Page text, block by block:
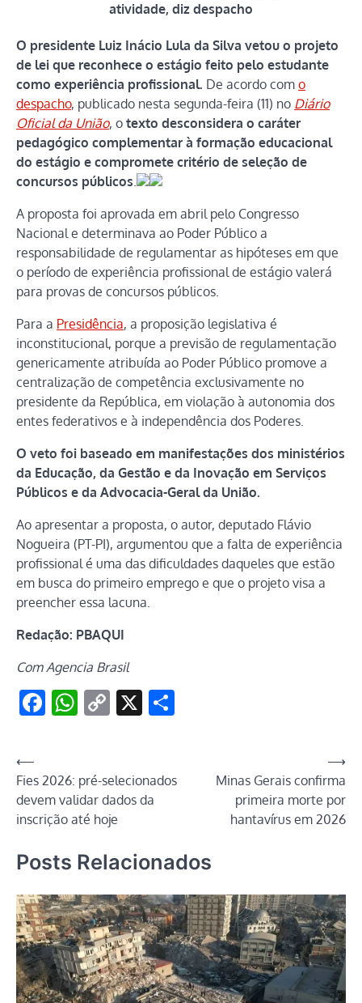
atividade, diz despacho
O presidente Luiz Inácio Lula da Silva vetou o projeto
de lei que reconhece o estágio feito pelo estudante
como experiência profissional. De acordo com o
despacho, publicado nesta segunda-feira (11) no Diário
Oficial da União, o texto desconsidera o caráter
pedagógico complementar à formação educacional
do estágio e compromete critério de seleção de
concursos públicos.
A proposta foi aprovada em abril pelo Congresso
Nacional e determinava ao Poder Público a
responsabilidade de regulamentar as hipóteses em que
o período de experiência profissional de estágio valerá
para provas de concursos públicos.
Para a Presidência, a proposição legislativa é
inconstitucional, porque a previsão de regulamentação
genericamente atribuída ao Poder Público promove a
centralização de competência exclusivamente no
presidente da República, em violação à autonomia dos
entes federativos e à independência dos Poderes.
O veto foi baseado em manifestações dos ministérios
da Educação, da Gestão e da Inovação em Serviços
Públicos e da Advocacia-Geral da União.
Ao apresentar a proposta, o autor, deputado Flávio
Nogueira (PT-PI), argumentou que a falta de experiência
profissional é uma das dificuldades daqueles que estão
em busca do primeiro emprego e que o projeto visa a
preencher essa lacuna.
Redação: PBAQUI
Com Agencia Brasil
Facebook
WhatsApp
Copy
X
Navegação
de
Post
⟵
Fies 2026: pré-selecionados
devem validar dados da
inscrição até hoje
Minas Gerais confirma
primeira morte por
hantavírus em 2026
⟶
Posts Relacionados